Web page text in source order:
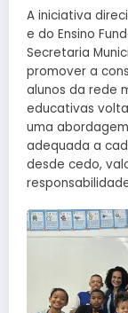
A iniciativa
e do Ensino
Secretaria
promover a
alunos da rede
educativas
uma
adequada a
desde cedo,